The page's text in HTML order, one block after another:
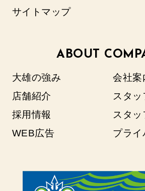
サイトマップ
ABOUT
大雄の強み
会社案
店舗紹介
スタッ
採用情報
スタ
WEB広告
プライ